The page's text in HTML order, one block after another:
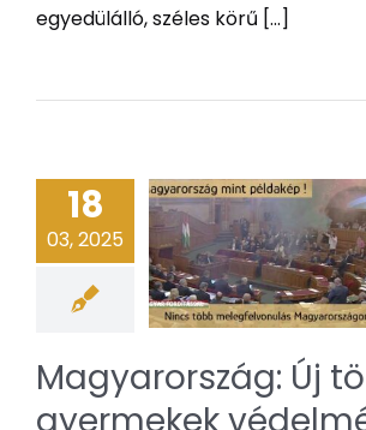
egyedülálló, széles körű [...]
18
03, 2025
Magyarország: Új
gyermekek